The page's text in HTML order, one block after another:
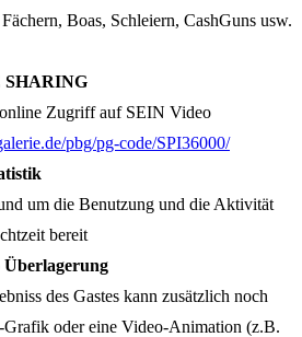
Boas, Schleiern, CashGuns usw.
SHARING
online Zugriff auf SEIN Video
pbg/pg-code/SPI36000/
um die Benutzung und die Aktivität
bereit
des Gastes kann zusätzlich noch
Grafik oder eine Video-Animation (z.B.